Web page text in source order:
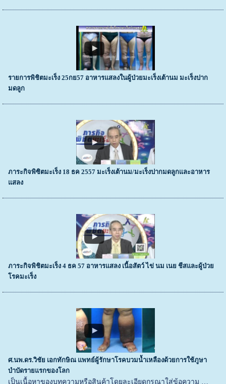
รายการพิชิตมะเร็ง 25กย57 อาหารแสลงในผู้ป่วยมะเร็งเต้านม มะเร็งปาก
มดลูก
ภาระกิจพิซิตมะเร็ง 18 ธค 2557 มะเร็งเต้านม/มะเร็งปากมดลูกและอาหาร
แสลง
ภาระกิจพิชิตมะเร็ง 4 ธค 57 อาหารแสลง เนื้อสัตว์ ไข่ นม เนย ชีสและผู้ป่วย
โรคมะเร็ง
ศ.นพ.ดร.วิชัย เอกทักษิณ แพทย์ผู้รักษาโรคบวมน้ำเหลืองด้วยการใช้ภูษา
บำบัดรายแรกของโลก
เป็นเนื้อหาของบทความหรือสินค้าโดยละเอียดกรุณาใส่ข้อความ …